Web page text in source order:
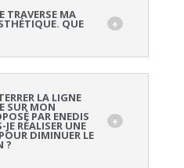
TRAVERSE MA
QUE
LA LIGNE
SUR MON
PAR ENEDIS
RÉALISER UNE
DIMINUER LE
?